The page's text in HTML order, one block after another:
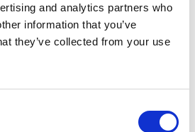
and analytics partners who
information that you’ve
they’ve collected from your use